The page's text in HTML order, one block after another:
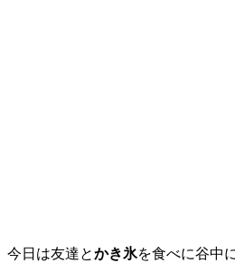
今日は友達とかき氷を食べに谷中